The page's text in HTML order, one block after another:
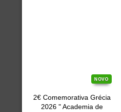
NOVO
2€ Comemorativa Grécia
2026 " Academia de